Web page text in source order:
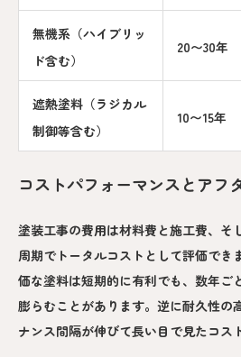
無機系（ハイブリッ
ド含む）
20〜30年
遮熱塗料（ラジカル
制御等含む）
10〜15年
コストパフォーマンスとアフ
塗装工事の費用は材料費と施工費、そ
周期でトータルコストとして評価でき
価な塗料は短期的に有利でも、数年ご
膨らむことがあります。逆に耐久性の
ナンス間隔が伸びて長い目で見たコス